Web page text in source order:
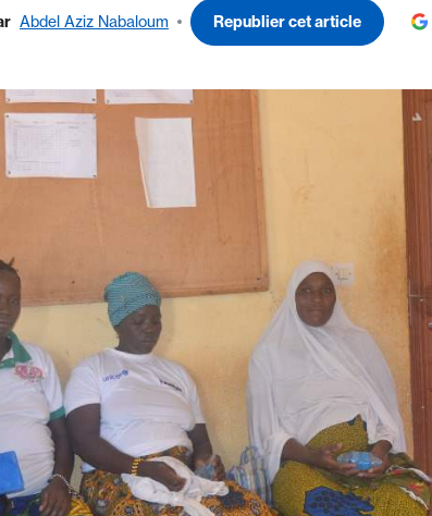
Abdel Aziz Nabaloum Republier cet article